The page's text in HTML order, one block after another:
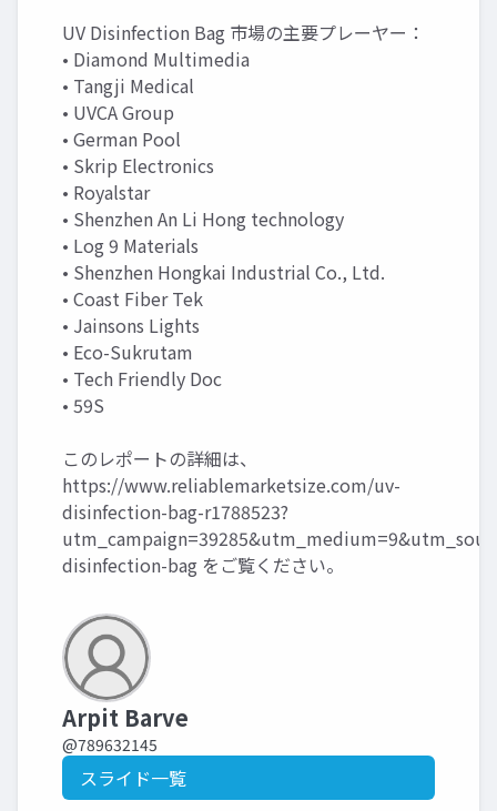
UV Disinfection Bag 市場の主要プレーヤー：
• Diamond Multimedia
• Tangji Medical
• UVCA Group
• German Pool
• Skrip Electronics
• Royalstar
• Shenzhen An Li Hong technology
• Log 9 Materials
• Shenzhen Hongkai Industrial Co., Ltd.
• Coast Fiber Tek
• Jainsons Lights
• Eco-Sukrutam
• Tech Friendly Doc
• 59S
このレポートの詳細は、
https://www.reliablemarketsize.com/uv-
disinfection-bag-r1788523?
disinfection-bag をご覧ください。
Arpit Barve
@789632145
スライド一覧